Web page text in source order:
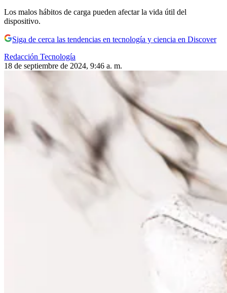
Los malos hábitos de carga pueden afectar la vida útil del
dispositivo.
Siga de cerca las tendencias en tecnología y ciencia en Discover
Redacción Tecnología
18 de septiembre de 2024, 9:46 a. m.